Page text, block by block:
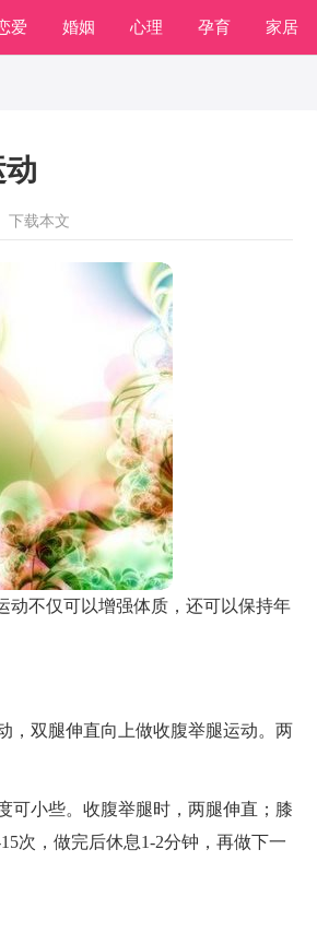
爱 婚姻 心理 孕育 家居
下载本文
动不仅可以增强体质，还可以保持年
，双腿伸直向上做收腹举腿运动。两
可小些。收腹举腿时，两腿伸直；膝
次，做完后休息1-2分钟，再做下一